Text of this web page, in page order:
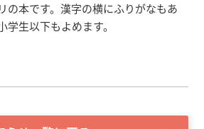
の本です。漢字の横にふりがなもあ
生以下もよめます。